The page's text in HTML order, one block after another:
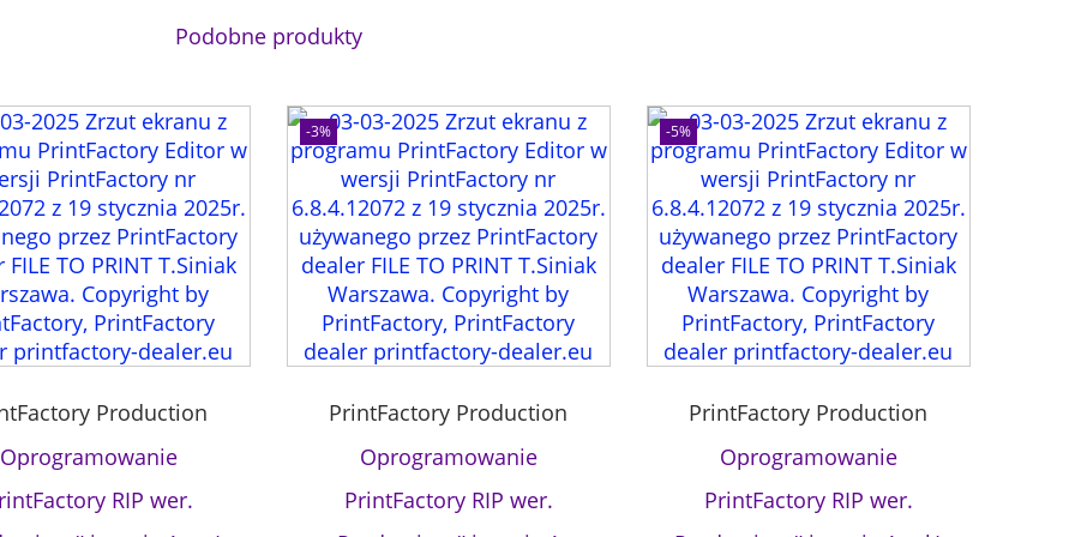
o
d
u
c
t
i
o
n
(
L
i
c
e
c
Podobne produkty
Production
Oprogramowanie
RIP wer.
-3%
PrintFactory Production
Oprogramowanie
PrintFactory RIP wer.
-5%
PrintFactory Production
Oprogramowanie
PrintFactory RIP wer.